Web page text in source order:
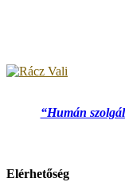
“Humán
Elérhetőség